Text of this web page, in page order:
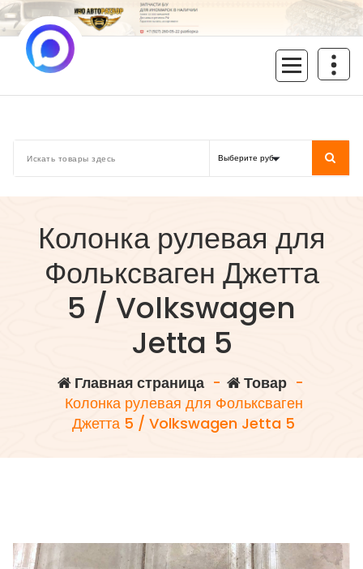
Перейти
к
содержимому
Колонка рулевая для
Фольксваген Джетта
5 / Volkswagen
Jetta 5
Главная страница- Товар-
Колонка рулевая для Фольксваген
Джетта 5 / Volkswagen Jetta 5